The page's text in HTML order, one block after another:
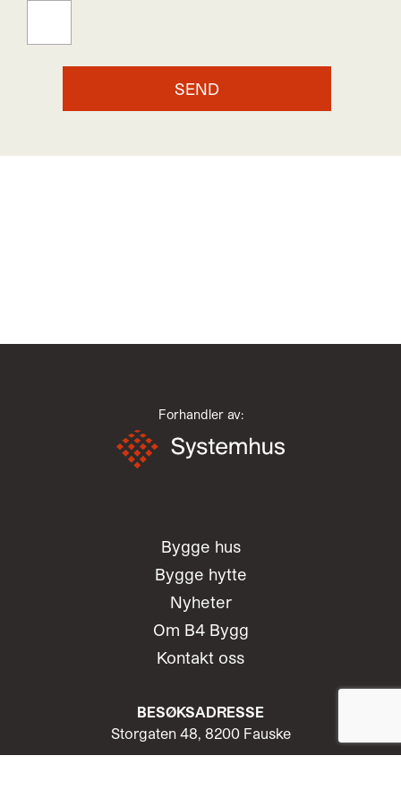
Forhandler av:
Bygge hus
Bygge hytte
Nyheter
Om B4 Bygg
Kontakt oss
BESØKSADRESSE
Storgaten 48, 8200 Fauske